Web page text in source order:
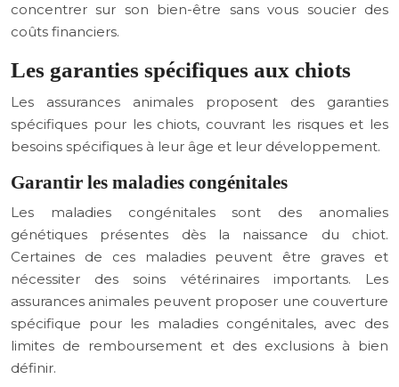
concentrer sur son bien-être sans vous soucier des
coûts financiers.
Les garanties spécifiques aux chiots
Les assurances animales proposent des garanties
spécifiques pour les chiots, couvrant les risques et les
besoins spécifiques à leur âge et leur développement.
Garantir les maladies congénitales
Les maladies congénitales sont des anomalies
génétiques présentes dès la naissance du chiot.
Certaines de ces maladies peuvent être graves et
nécessiter des soins vétérinaires importants. Les
assurances animales peuvent proposer une couverture
spécifique pour les maladies congénitales, avec des
limites de remboursement et des exclusions à bien
définir.